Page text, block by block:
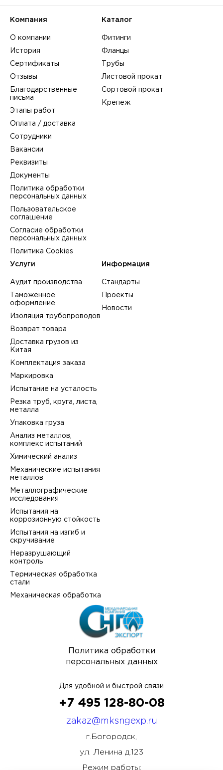
Политика обработки
персональных данных
Компания
О компании
История
Сертификаты
Отзывы
Благодарственные
письма
Этапы работ
Оплата / доставка
Сотрудники
Вакансии
Реквизиты
Документы
Политика обработки
персональных данных
Пользовательское
соглашение
Согласие обработки
персональных данных
Политика Cookies
Каталог
Фитинги
Фланцы
Трубы
Листовой прокат
Сортовой прокат
Крепеж
Услуги
Аудит производства
Таможенное
оформление
Изоляция трубопроводов
Возврат товара
Доставка грузов из
Китая
Комплектация заказа
Маркировка
Испытание на усталость
Резка труб, круга, листа,
металла
Упаковка груза
Анализ металлов,
комплекс испытаний
Химический анализ
Механические испытания
металлов
Металлографические
исследования
Испытания на
коррозионную стойкость
Испытания на изгиб и
скручивание
Неразрушающий
контроль
Термическая обработка
стали
Механическая обработка
Информация
Стандарты
Проекты
Новости
Для удобной и быстрой связи
+7 495 128-80-08
zakaz@mksngexp.ru
г.Богородск,
ул. Ленина д.123
Режим работы: